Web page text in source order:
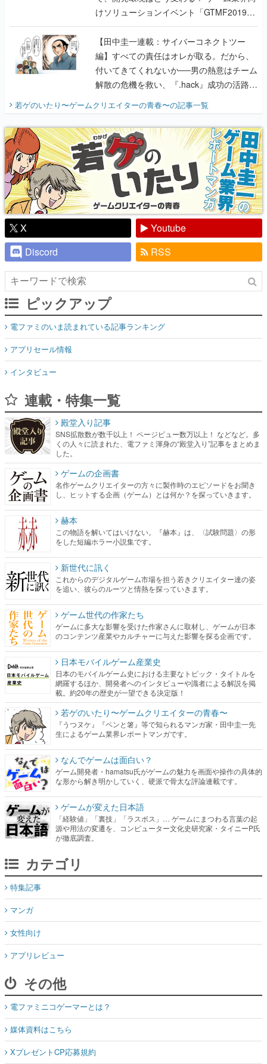
けソリューションイベント「GTMF2019」
に行って、より理解を深めよう【PR】
【田中圭一連載：サイバーコネクトツー
編】すべての責任はオレが取る。だから、
付いてきてくれないか──男の熱意はチーム
解散の危機を救い、『.hack』成功の活路を
開く。業界の快男児・松山 洋に流れる血は
『少年ジャンプ』色だった【若ゲのいた
り】
若ゲのいたり〜ゲームクリエイターの青春〜の記事一覧
X
Youtube
Discord
RSS
ピックアップ
電ファミのいま読まれている記事ランキング
アプリセール情報
インタビュー
連載・特集一覧
殿堂入り記事
SNS拡散数が数千以上！ ページビュー数万以上！ などなど。多
くの人々に読まれた、電ファミ渾身の“殿堂入り”記事をまとめま
した。
ゲームの企画書
名作ゲームクリエイターの方々に製作時のエピソードをお聞き
し、ヒットする企画（ゲーム）とは何か？を探っていきます。
赫本
この物語を解いてはいけない。『赫本』は、〈試験問題〉の形
をした短編ホラー小説集です。
新世代に訊く
これからのデジタルゲーム市場を担う若きクリエイター達の姿
を追い、彼らのルーツと情熱を探っていきます。
ゲーム世代の作家たち
ゲームに多大な影響を受けた作家さんに取材し、ゲームが日本
のコンテンツ産業やカルチャーに与えた影響を探る企画です。
日本モバイルゲーム産業史
日本のモバイルゲーム史における主要なトピック・タイトルを
網羅するほか、開発者へのインタビューや識者による解説を掲
載。約20年の歴史が一望できる決定版！
若ゲのいたり〜ゲームクリエイターの青春〜
『うつヌケ』『ペンと箸』等で知られるマンガ家・田中圭一先
生によるゲーム業界レポートマンガです。
なんでゲームは面白い？
ゲーム開発者・hamatsu氏がゲームの魅力を画面や操作の具体的
な形から解き明かしていく、硬派で骨太な評論連載です。
ゲームが変えた日本語
「経験値」「裏技」「ラスボス」… ゲームにまつわる言葉の起
源や用法の変遷を、コンピューター文化史研究家・タイニーP氏
が徹底調査。
カテゴリ
特集記事
マンガ
女性向け
アプリレビュー
その他
電ファミニコゲーマーとは？
媒体資料はこちら
XプレゼントCP応募規約